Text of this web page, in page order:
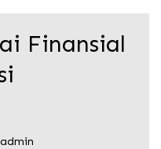
Finansial
admin